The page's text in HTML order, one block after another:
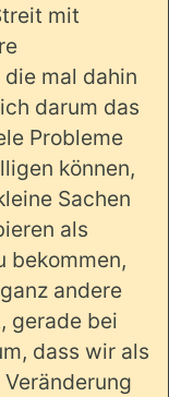
mit
mal dahin
darum das
Probleme
können,
Sachen
als
bekommen,
andere
gerade bei
dass wir als